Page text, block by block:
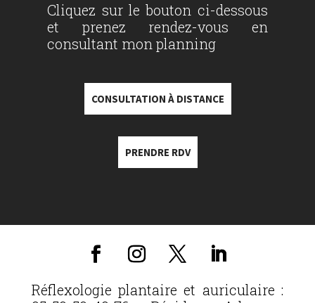
Cliquez sur le bouton ci-dessous
et prenez rendez-vous en
consultant mon planning
CONSULTATION À DISTANCE
PRENDRE RDV
Réflexologie plantaire et auriculaire :